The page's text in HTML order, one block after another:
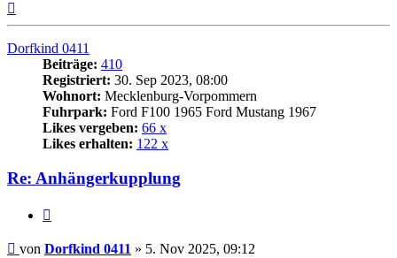
oben
Dorfkind 0411
Beiträge: 410
Registriert: 30. Sep 2023, 08:00
Wohnort: Mecklenburg-Vorpommern
Fuhrpark: Ford F100 1965 Ford Mustang 1967
Likes vergeben: 66 x
Likes erhalten: 122 x
Re: Anhängerkupplung
Beitrag
von Dorfkind 0411 » 5. Nov 2025, 09:12